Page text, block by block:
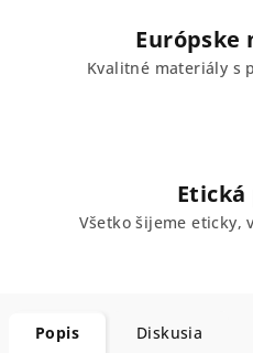
Európske
Kvalitné materiály s
Etická
Všetko šijeme eticky,
Popis Diskusia